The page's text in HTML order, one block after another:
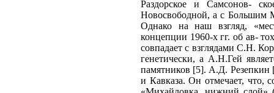
Раздорское и Самсонов-
Новосвободной, а с Большим
Однако на наш взгляд,
концепции 1960-х гг. об ав-
совпадает с взглядами С.Н.
генетически, а А.Н.Гей
памятников [5]. А.Д. Резепкин
и Кавказа. Он отмечает, что,